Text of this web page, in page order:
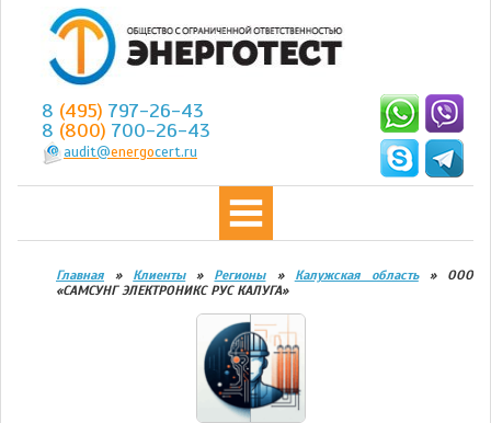
8 (495) 797-26-43
8 (800) 700-26-43
audit@energocert.ru
Главная » Клиенты» Регионы» Калужская область» ООО
«САМСУНГ ЭЛЕКТРОНИКС РУС КАЛУГА»